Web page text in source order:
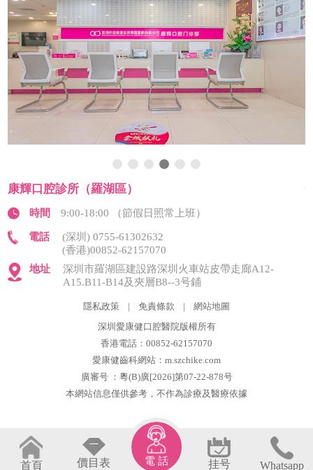
首頁 價目表 電 話 挂号 Whatsapp
康輝口腔診所（羅湖區）
時間 9:00-18:00 （節假日照常上班）
電話
(深圳) 0755-61302632
(香港)00852-62157070
地址
深圳市羅湖區建設路深圳火車站皮帶走廊A12-
A15.B11-B14及夾層B8--3号鋪
隱私政策 | 免責條款 | 網站地圖
深圳愛康健口腔醫院版權所有
香港電話：00852-62157070
愛康健齒科網站：m.szchike.com
廣審号 ：粵(B)廣[2026]第07-22-878号
本網站信息僅供參考，不作為診療及醫療依據